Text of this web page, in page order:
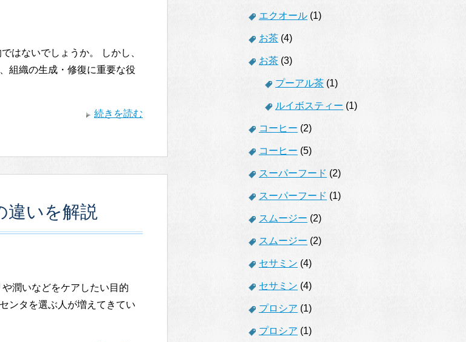
はないでしょうか。 しかし、
組織の生成・修復に重要な役
続きを読む
違いを解説
潤いなどをケアしたい目的
ンタを選ぶ人が増えてきてい
エクオール (1)
お茶 (4)
お茶 (3)
プーアル茶 (1)
ルイボスティー (1)
コーヒー (2)
コーヒー (5)
スーパーフード (2)
スーパーフード (1)
スムージー (2)
スムージー (2)
セサミン (4)
セサミン (4)
プロシア (1)
プロシア (1)